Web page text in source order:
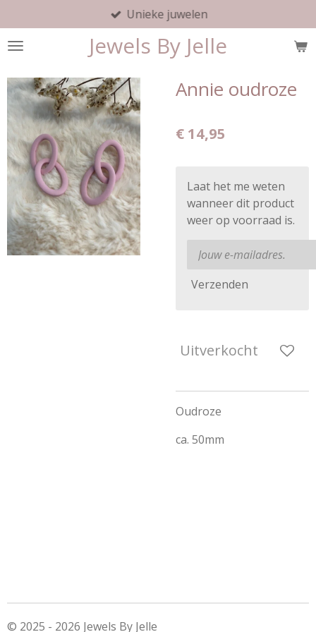
direct
naar
hoofdinhoud
Jewels By Jelle
Unieke juwelen
Annie oudroze
€ 14,95
Laat het me weten
wanneer dit product
weer op voorraad is.
Verzenden
Uitverkocht
Oudroze
ca. 50mm
© 2025 - 2026 Jewels By Jelle